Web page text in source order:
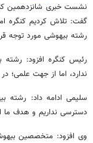
نشست خبری شانزدهمین
گفت: تلاش کردیم کنگره
رشته بیهوشی مورد توجه
رئیس کنگره افزود: رشته
ندارد، اما از جهت علمی؛
سلیمی ادامه داد: رشته
دسترسی نداریم و هدف ما
وی افزود: متخصصین